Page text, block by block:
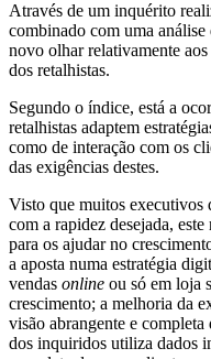
Através de um inquérito
combinado com uma
novo olhar relativamente
dos retalhistas.
Segundo o índice, está a
retalhistas adaptem
como de interação com os
das exigências destes.
Visto que muitos executivos
com a rapidez desejada,
para os ajudar no
a aposta numa estratégia
vendas online ou só em loja
crescimento; a melhoria da
visão abrangente e
dos inquiridos utiliza dados